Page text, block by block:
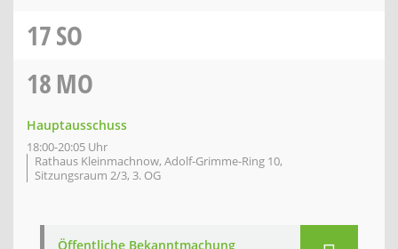
17SO
18MO
Hauptausschuss
18:00-20:05 Uhr
Rathaus Kleinmachnow, Adolf-Grimme-Ring 10,
Sitzungsraum 2/3, 3. OG
Öffentliche Bekanntmachung